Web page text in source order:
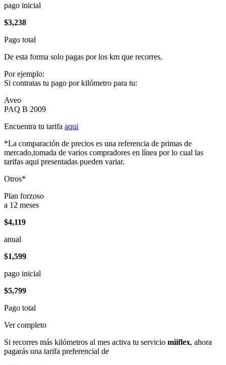
pago inicial
$3,238
Pago total
De esta forma solo pagas por los km que recorres.
Por ejemplo:
Si contratas tu pago por kilómetro para tu:
Aveo
PAQ B 2009
Encuentra tu tarifa aqui
*La comparación de precios es una referencia de primas de
mercado,tomada de varios compradores en línea por lo cual las
tarifas aqui presentadas pueden variar.
Otros*
Plan forzoso
a 12 meses
$4,119
anual
$1,599
pago inicial
$5,799
Pago total
Ver completo
Si recorres más kilómetros al mes activa tu servicio miiflex, ahora
pagarás una tarifa preferencial de